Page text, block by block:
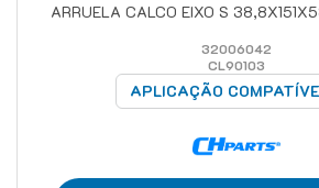
ARRUELA CALCO EIXO S
32006042
CL90103
APLICAÇÃO